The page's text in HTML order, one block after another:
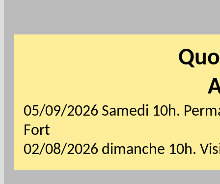
05/09/2026 Samedi 10h.
Fort
02/08/2026 dimanche 10h.